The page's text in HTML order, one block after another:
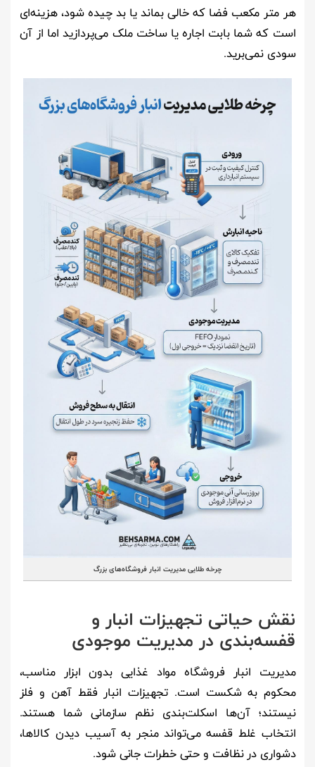
هر متر مکعب فضا که خالی بماند یا بد چیده شود، هزینه‌ای
است که شما بابت اجاره یا ساخت ملک می‌پردازید اما از آن
سودی نمی‌برید.
چرخه طلایی مدیریت انبار فروشگاه‌های بزرگ
نقش حیاتی تجهیزات انبار و
قفسه‌بندی در مدیریت موجودی
مدیریت انبار فروشگاه مواد غذایی بدون ابزار مناسب،
محکوم به شکست است. تجهیزات انبار فقط آهن و فلز
نیستند؛ آن‌ها اسکلت‌بندی نظم سازمانی شما هستند.
انتخاب غلط قفسه می‌تواند منجر به آسیب دیدن کالاها،
دشواری در نظافت و حتی خطرات جانی شود.